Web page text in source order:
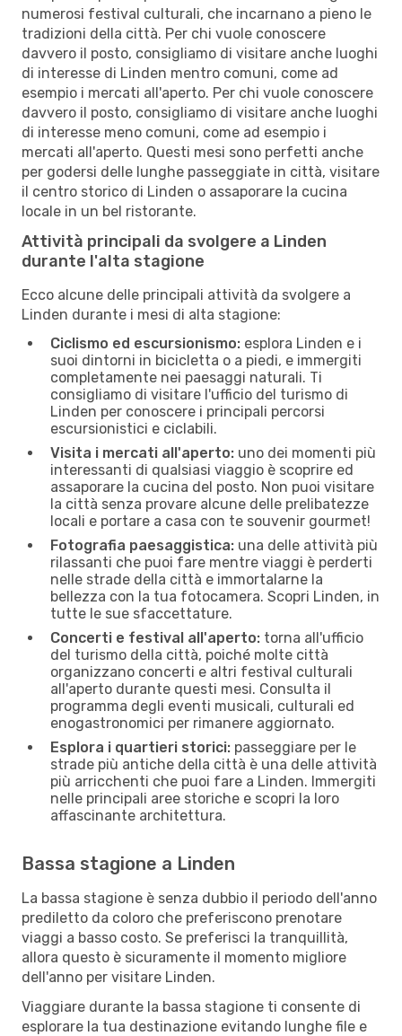
numerosi festival culturali, che incarnano a pieno le
tradizioni della città. Per chi vuole conoscere
davvero il posto, consigliamo di visitare anche luoghi
di interesse di Linden mentro comuni, come ad
esempio i mercati all'aperto. Per chi vuole conoscere
davvero il posto, consigliamo di visitare anche luoghi
di interesse meno comuni, come ad esempio i
mercati all'aperto. Questi mesi sono perfetti anche
per godersi delle lunghe passeggiate in città, visitare
il centro storico di Linden o assaporare la cucina
locale in un bel ristorante.
Attività principali da svolgere a Linden
durante l'alta stagione
Ecco alcune delle principali attività da svolgere a
Linden durante i mesi di alta stagione:
Ciclismo ed escursionismo: esplora Linden e i
suoi dintorni in bicicletta o a piedi, e immergiti
completamente nei paesaggi naturali. Ti
consigliamo di visitare l'ufficio del turismo di
Linden per conoscere i principali percorsi
escursionistici e ciclabili.
Visita i mercati all'aperto: uno dei momenti più
interessanti di qualsiasi viaggio è scoprire ed
assaporare la cucina del posto. Non puoi visitare
la città senza provare alcune delle prelibatezze
locali e portare a casa con te souvenir gourmet!
Fotografia paesaggistica: una delle attività più
rilassanti che puoi fare mentre viaggi è perderti
nelle strade della città e immortalarne la
bellezza con la tua fotocamera. Scopri Linden, in
tutte le sue sfaccettature.
Concerti e festival all'aperto: torna all'ufficio
del turismo della città, poiché molte città
organizzano concerti e altri festival culturali
all'aperto durante questi mesi. Consulta il
programma degli eventi musicali, culturali ed
enogastronomici per rimanere aggiornato.
Esplora i quartieri storici: passeggiare per le
strade più antiche della città è una delle attività
più arricchenti che puoi fare a Linden. Immergiti
nelle principali aree storiche e scopri la loro
affascinante architettura.
Bassa stagione a Linden
La bassa stagione è senza dubbio il periodo dell'anno
prediletto da coloro che preferiscono prenotare
viaggi a basso costo. Se preferisci la tranquillità,
allora questo è sicuramente il momento migliore
dell'anno per visitare Linden.
Viaggiare durante la bassa stagione ti consente di
esplorare la tua destinazione evitando lunghe file e